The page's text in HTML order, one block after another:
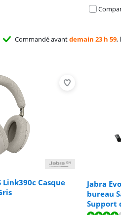
Commandé avantdemain 23 h 59,
Link390c Casque
sur 1 avis.
Jabra
bureau
Support
sur 17 avis.